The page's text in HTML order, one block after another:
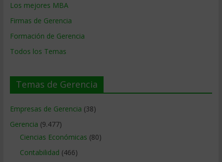
Los mejores MBA
Firmas de Gerencia
Formación de Gerencia
Todos los Temas
Temas de Gerencia
Empresas de Gerencia (38)
Gerencia (9.477)
Ciencias Económicas (80)
Contabilidad (466)